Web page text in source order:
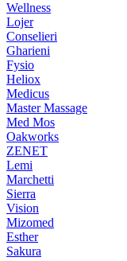
Wellness
Lojer
Conselieri
Gharieni
Fysio
Heliox
Medicus
Master Massage
Med Mos
Oakworks
ZENET
Lemi
Marchetti
Sierra
Vision
Mizomed
Esther
Sakura